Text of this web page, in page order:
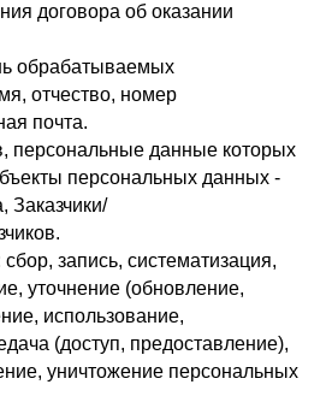
договора об оказании
обрабатываемых
отчество, номер
почта.
персональные данные которых
персональных данных -
Заказчики/
запись, систематизация,
уточнение (обновление,
использование,
(доступ, предоставление),
уничтожение персональных